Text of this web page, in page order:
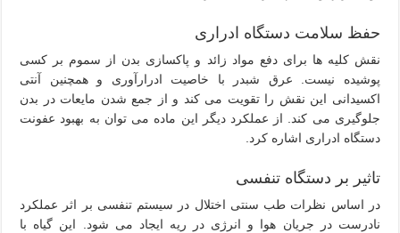
حفظ سلامت دستگاه ادراری
نقش کلیه ها برای دفع مواد زائد و پاکسازی بدن از سموم بر کسی
پوشیده نیست. عرق شبدر با خاصیت ادرارآوری و همچنین آنتی
اکسیدانی این نقش را تقویت می کند و از جمع شدن مایعات در بدن
جلوگیری می کند. از عملکرد دیگر این ماده می توان به بهبود عفونت
دستگاه ادراری اشاره کرد.
تاثیر بر دستگاه تنفسی
در اساس نظرات طب سنتی اختلال در سیستم تنفسی بر اثر عملکرد
نادرست در جریان هوا و انرژی در ریه ایجاد می شود. این گیاه با